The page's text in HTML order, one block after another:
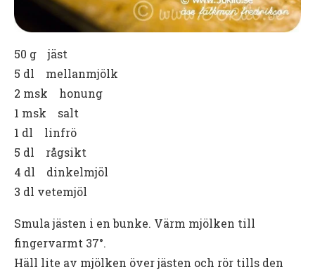
50 g jäst
5 dl mellanmjölk
2 msk honung
1 msk salt
1 dl linfrö
5 dl rågsikt
4 dl dinkelmjöl
3 dl vetemjöl
Smula jästen i en bunke. Värm mjölken till
fingervarmt 37°.
Häll lite av mjölken över jästen och rör tills den